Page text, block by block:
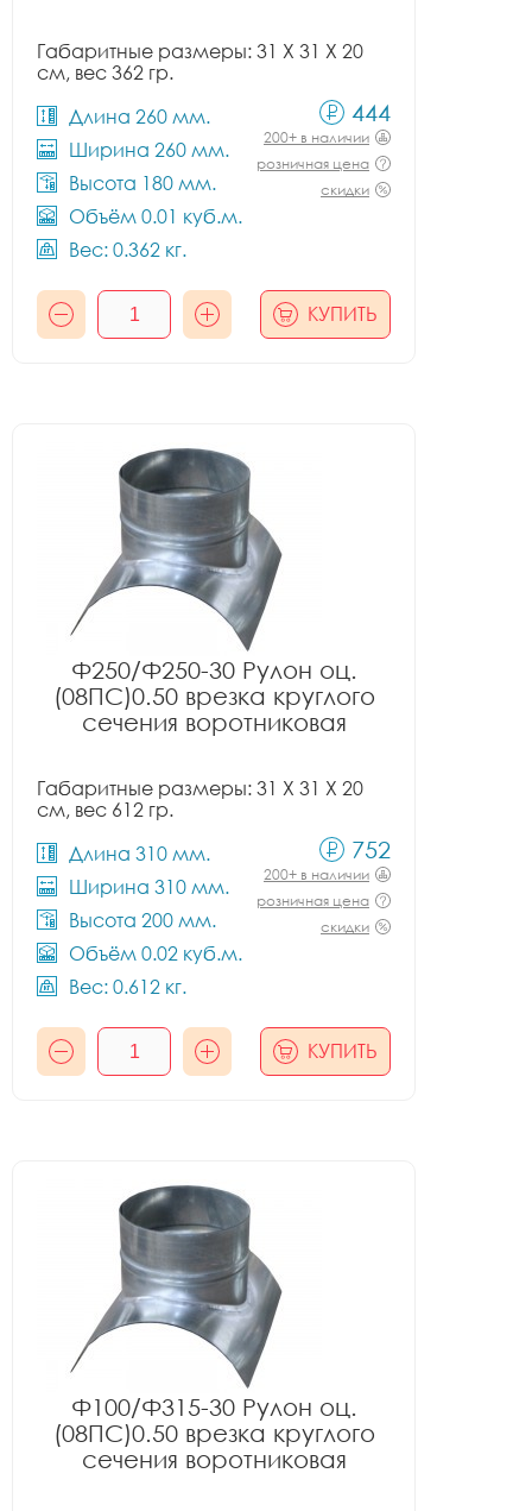
Габаритные размеры: 31 X 31 X 20
см, вес 362 гр.
Длина 260 мм.
Ширина 260 мм.
Высота 180 мм.
Объём 0.01 куб.м.
Вес: 0.362 кг.
444
200+ в наличии
розничная цена
скидки
КУПИТЬ
Ф250/Ф250-30 Рулон оц.
(08ПС)0.50 врезка круглого
сечения воротниковая
Габаритные размеры: 31 X 31 X 20
см, вес 612 гр.
Длина 310 мм.
Ширина 310 мм.
Высота 200 мм.
Объём 0.02 куб.м.
Вес: 0.612 кг.
752
200+ в наличии
розничная цена
скидки
КУПИТЬ
Ф100/Ф315-30 Рулон оц.
(08ПС)0.50 врезка круглого
сечения воротниковая